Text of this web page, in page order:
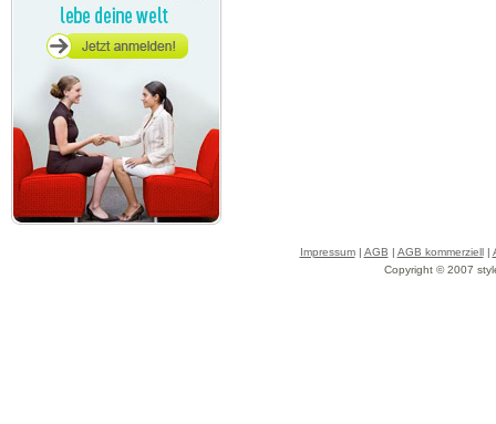
Impressum| AGB | AGB kommerziell|
Copyright © 2007